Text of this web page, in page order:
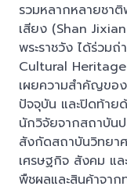
รวมหลากหลายชา
เสียง (Shan
พระราชวัง ได้ร่วม
Cultural
เผยความสำคัญขอ
ปัจจุบัน และปิดท้าย
นักวิจัยจากสถาบัน
สังกัดสถาบันวิทยา
เศรษฐกิจ สังคม แ
พืชผลและสินค้าจาก